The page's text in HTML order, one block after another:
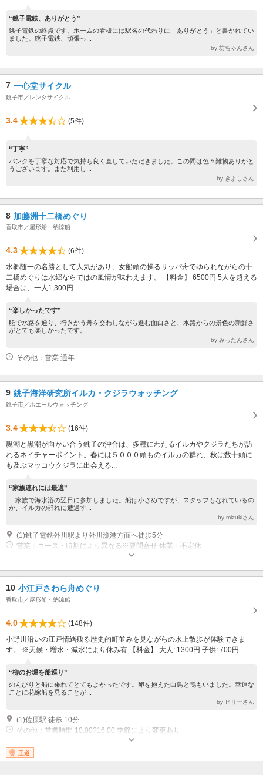
“銚子電鉄、ありがとう”
銚子電鉄の終点です。ホームの看板には駅名の代わりに「ありがとう」と書かれてい
ました。銚子電鉄、頑張っ...
by 坊ちゃんさん
7 一心堂サイクル
銚子市／レンタサイクル
3.4 (5件)
“丁寧”
パンクを丁寧な対応で気持ち良く直していただきました。この間は色々難物ありがと
うございます。また利用し...
by きよしさん
8 加藤洲十二橋めぐり
香取市／屋形船・納涼船
4.3
(6件)
水郷随一の名勝として人気があり、女船頭の操るサッパ舟でゆられながらの十
二橋めぐりは水郷ならではの風情が味わえます。 【料金】 6500円 5人を超える
場合は、一人1,300円
“楽しかったです”
舩で水路を通り、行きかう舟を交わしながら進む面白さと、水路からの景色の新鮮さ
がとても楽しかったです。
by みったんさん
その他：営業 通年
9 銚子海洋研究所イルカ・クジラウォッチング
銚子市／ホエールウォッチング
3.4
(16件)
親潮と黒潮が向かい合う銚子の沖合は、多種にわたるイルカやクジラたちが訪
れるネイチャーポイント。春には５０００頭ものイルカの群れ、秋は数十頭に
も及ぶマッコウクジラに出会える...
“家族連れには最適”
家族で海水浴の翌日に参加しました。船は小さめですが、スタッフもなれているの
か、イルカの群れに遭遇す...
by mizukiさん
(1)銚子電鉄外川駅より外川漁港方面へ徒歩5分
営業：コース・時期により異なる※要問合せ 休業：不定休
10 小江戸さわら舟めぐり
香取市／屋形船・納涼船
4.0
(148件)
小野川沿いの江戸情緒残る歴史的町並みを見ながらの水上散歩が体験できま
す。 ※天候・増水・減水により休み有 【料金】 大人: 1300円 子供: 700円
“柳のお堀を船巡り”
のんびりと船に乗れてとてもよかったです。卵を抱えた白鳥と鴨もいました。幸運な
ことに花嫁船を見ることが...
by ヒリーさん
(1)佐原駅 徒歩 10分
その他：営業時間 10:00?16:00 季節により変更あり
王道